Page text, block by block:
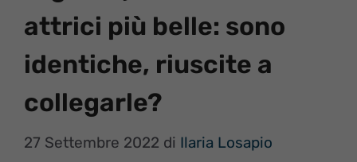
attrici più belle: sono
identiche, riuscite a
collegarle?
27 Settembre 2022 di Ilaria Losapio